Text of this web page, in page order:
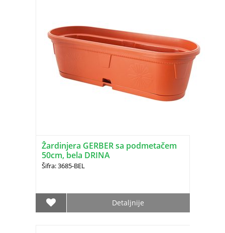
Žardinjera GERBER sa podmetačem
50cm, bela DRINA
Šifra: 3685-BEL
Detaljnije